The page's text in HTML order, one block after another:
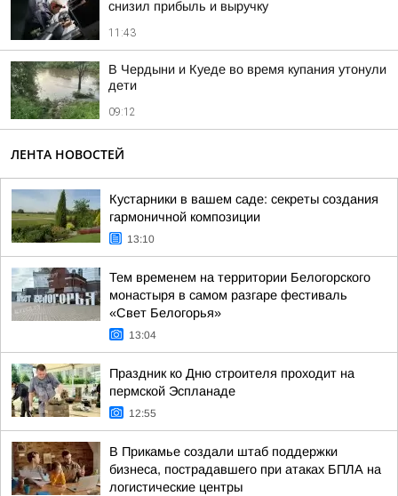
снизил прибыль и выручку
11:43
В Чердыни и Куеде во время купания утонули
дети
09:12
ЛЕНТА НОВОСТЕЙ
Кустарники в вашем саде: секреты создания
гармоничной композиции
13:10
Тем временем на территории Белогорского
монастыря в самом разгаре фестиваль
«Свет Белогорья»
13:04
Праздник ко Дню строителя проходит на
пермской Эспланаде
12:55
В Прикамье создали штаб поддержки
бизнеса, пострадавшего при атаках БПЛА на
логистические центры